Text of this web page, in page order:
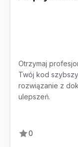
Otrzymaj
Twój kod
rozwiązanie z
ulepszeń.
0